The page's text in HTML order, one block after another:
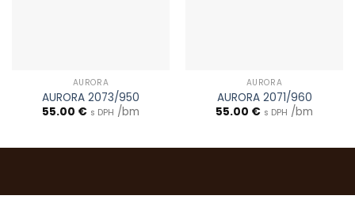
AURORA
AURORA 2073/950
55.00 € s DPH /bm
AURORA
AURORA 2071/960
55.00 € s DPH /bm